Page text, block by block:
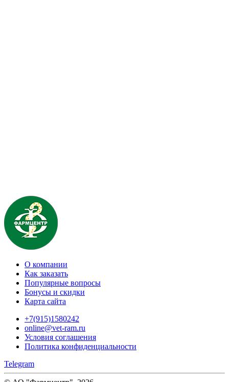
О компании
Как заказать
Популярные вопросы
Бонусы и скидки
Карта сайта
+7(915)1580242
online@vet-ram.ru
Условия соглашения
Политика конфиденциальности
Telegram